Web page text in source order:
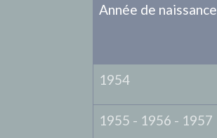
Année de naissance
1954
1955 - 1956 - 1957